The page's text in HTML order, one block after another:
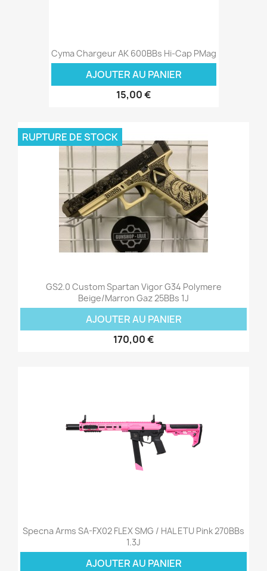
Cyma Chargeur AK 600BBs Hi-Cap PMag
AJOUTER AU PANIER
15,00 €
GS2.0 Custom Spartan Vigor G34 Polymere
Beige/Marron Gaz 25BBs 1J
AJOUTER AU PANIER
170,00 €
RUPTURE DE STOCK
Specna Arms SA-FX02 FLEX SMG / HAL ETU Pink 270BBs
1.3J
AJOUTER AU PANIER